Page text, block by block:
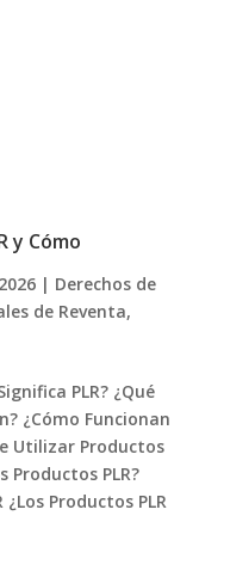
y Cómo
| Derechos de
de Reventa,
PLR? ¿Qué
¿Cómo Funcionan
Utilizar Productos
Productos PLR?
Productos PLR